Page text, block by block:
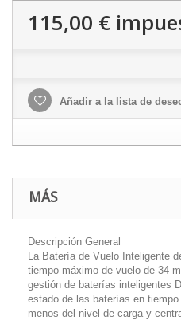
115,00 €
Añadir a la lista de
MÁS
Descripción General
La Batería de Vuelo Inteligente
tiempo máximo de vuelo de 34
gestión de baterías inteligentes
estado de las baterías en
menos del nivel de carga y